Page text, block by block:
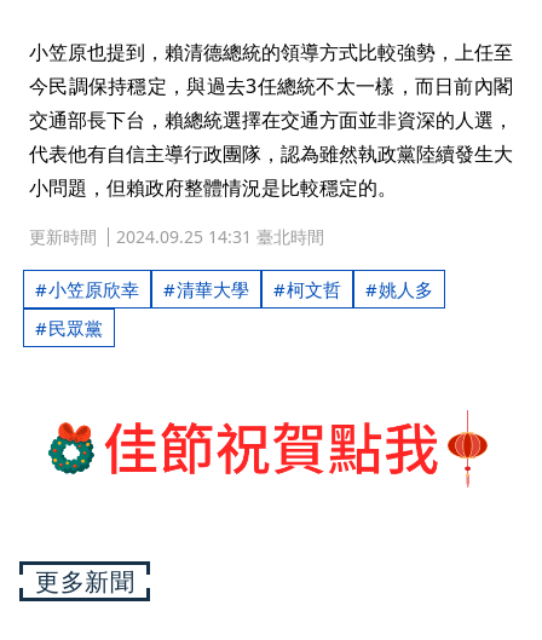
小笠原也提到，賴清德總統的領導方式比較強勢，上任至
今民調保持穩定，與過去3任總統不太一樣，而日前內閣
交通部長下台，賴總統選擇在交通方面並非資深的人選，
代表他有自信主導行政團隊，認為雖然執政黨陸續發生大
小問題，但賴政府整體情況是比較穩定的。
更新時間 2024.09.25 14:31 臺北時間
小笠原欣幸 清華大學 柯文哲
姚人多
民眾黨
更多新聞